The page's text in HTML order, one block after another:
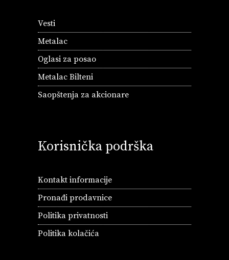
Vesti
Metalac
Oglasi za posao
Metalac Bilteni
Saopštenja za akcionare
Korisnička podrška
Kontakt informacije
Pronađi prodavnice
Politika privatnosti
Politika kolačića